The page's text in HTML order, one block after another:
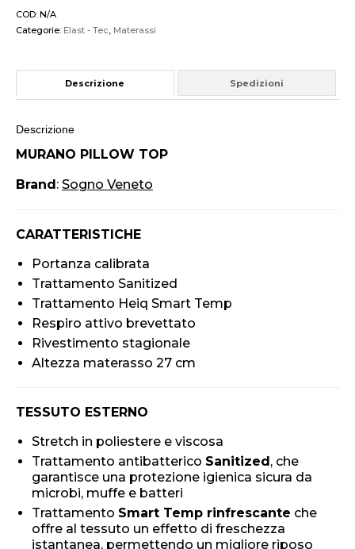
COD: N/A
Categorie: Elast - Tec, Materassi
Descrizione Spedizioni
Descrizione
MURANO PILLOW TOP
Brand : Sogno Veneto
CARATTERISTICHE
Portanza calibrata
Trattamento Sanitized
Trattamento Heiq Smart Temp
Respiro attivo brevettato
Rivestimento stagionale
Altezza materasso 27 cm
TESSUTO ESTERNO
Stretch in poliestere e viscosa
Trattamento antibatterico Sanitized , che
garantisce una protezione igienica sicura da
microbi, muffe e batteri
Trattamento Smart Temp rinfrescante che
offre al tessuto un effetto di freschezza
istantanea, permettendo un migliore riposo